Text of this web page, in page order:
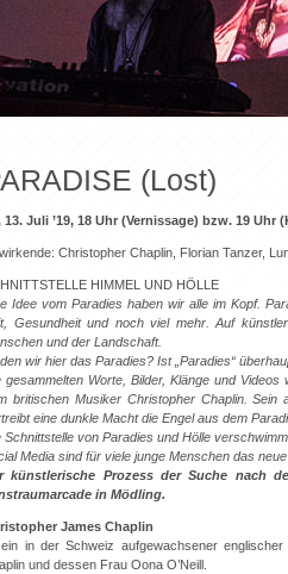
(Lost)
13. Juli ’19, 18 Uhr (Vernissage) bzw. 19 Uhr
Christopher Chaplin, Florian Tanzer,
HIMMEL UND HÖLLE
Idee vom Paradies haben wir alle im Kopf.
Gesundheit und noch viel mehr. Auf
und der Landschaft.
wir hier das Paradies? Ist „Paradies“
gesammelten Worte, Bilder, Klänge und
britischen Musiker Christopher Chaplin.
eine dunkle Macht die Engel aus dem
Schnittstelle von Paradies und Hölle
Media sind für viele junge Menschen das
künstlerische Prozess der Suche nach
in Mödling.
James Chaplin
in der Schweiz aufgewachsener
und dessen Frau Oona O’Neill.